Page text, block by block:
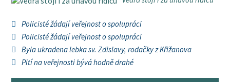
Policisté žádají veřejnost o spolupráci
Policisté žádají veřejnost o spolupráci
Byla ukradena lebka sv. Zdislavy, rodačky z Křižanova
Pití na veřejnosti bývá hodně drahé